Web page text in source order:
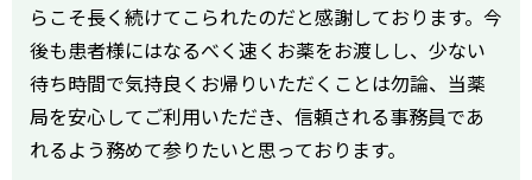
らこそ長く続けてこられたのだと感謝しております。今
後も患者様にはなるべく速くお薬をお渡しし、少ない
待ち時間で気持良くお帰りいただくことは勿論、当薬
局を安心してご利用いただき、信頼される事務員であ
れるよう務めて参りたいと思っております。